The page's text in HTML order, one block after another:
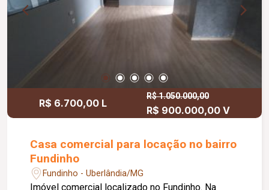
R$ 6.700,00 L
R$ 1.050.000,00
R$ 900.000,00 V
Casa comercial para locação no bairro
Fundinho
Fundinho - Uberlândia/MG
Imóvel comercial localizado no Fundinho. Na